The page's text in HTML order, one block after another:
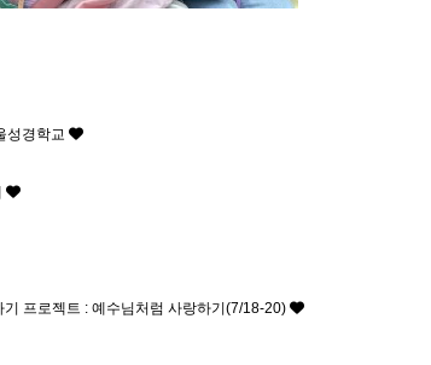
성경학교
프로젝트 : 예수님처럼 사랑하기(7/18-20)